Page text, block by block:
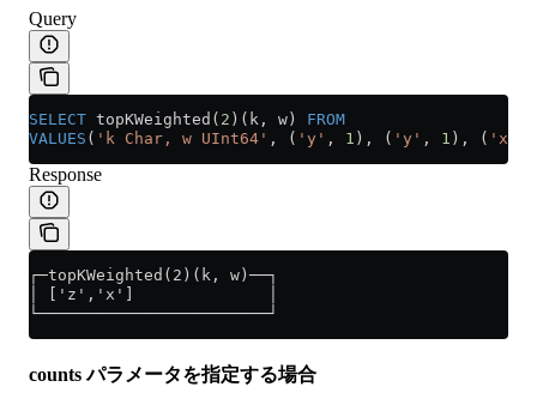
Query
SELECT topKWeighted( 2 )(k, w) FROM
VALUES ( 'k Char, w UInt64' , ( 'y' , 1 ), ( 'y' , 1 ), ( 'x'
Response
┌─topKWeighted(2)(k, w)──┐
│ ['z','x']              │
└────────────────────────┘
counts パラメータを指定する場合